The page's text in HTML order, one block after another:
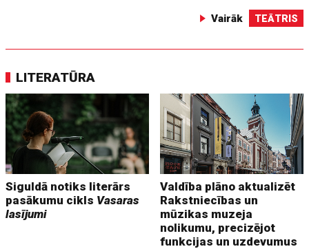
Vairāk TEĀTRIS
LITERATŪRA
Siguldā notiks literārs
pasākumu cikls Vasaras
lasījumi
Valdība plāno aktualizēt
Rakstniecības un
mūzikas muzeja
nolikumu, precizējot
funkcijas un uzdevumus